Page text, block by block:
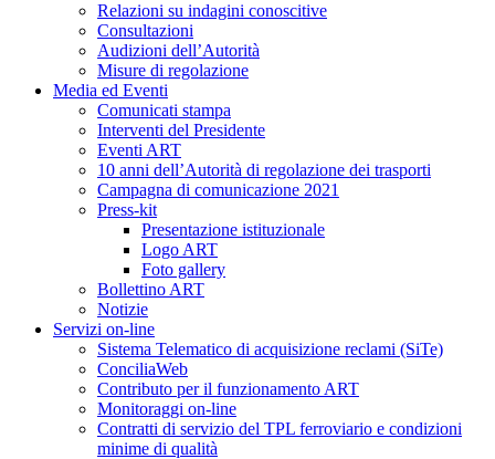
Relazioni su indagini conoscitive
Consultazioni
Audizioni dell’Autorità
Misure di regolazione
Media ed Eventi
Comunicati stampa
Interventi del Presidente
Eventi ART
10 anni dell’Autorità di regolazione dei trasporti
Campagna di comunicazione 2021
Press-kit
Presentazione istituzionale
Logo ART
Foto gallery
Bollettino ART
Notizie
Servizi on-line
Sistema Telematico di acquisizione reclami (SiTe)
ConciliaWeb
Contributo per il funzionamento ART
Monitoraggi on-line
Contratti di servizio del TPL ferroviario e condizioni
minime di qualità